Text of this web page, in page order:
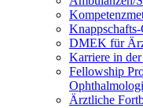
DMEK für
Karriere in
Fellowship
Ärztliche